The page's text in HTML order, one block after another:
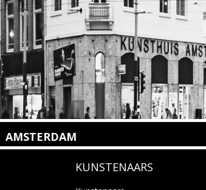
AMSTERDAM
1075 VX AmsterdamKUNSTENAARS